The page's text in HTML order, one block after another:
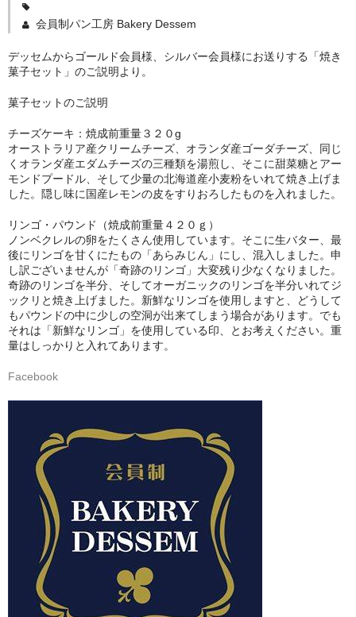
「デッセム」ブログ
お問合せ
会員制パン工房 Bakery Dessem
デッセムからゴールド会員様、シルバー会員様にお送りする「焼き
菓子セット」のご説明より。
菓子セットのご説明
チーズケーキ：焼成前重量３２０g
オーストラリア産クリームチーズ、オランダ産ゴーダチーズ、同じ
くオランダ産エダムチーズの三種類を湯煎し、そこに甜菜糖とアー
モンドプードル、そして少量の北海道産小麦粉をいれて焼き上げま
した。隠し味に国産レモンの皮をすりおろしたものを入れました。
リンゴ・パウンド（焼成前重量４２０ｇ）
ノンベクレルの卵をたくさん使用しています。そこに生バター、最
後にリンゴを甘くにたもの「あらみじん」にし、混入しました。申
し訳ございませんが「奇跡のリンゴ」大変残り少なくなりました。
奇跡のリンゴを半分、そしてオーガニックのリンゴを半分いれてジ
ックリと焼き上げました。新鮮なリンゴを使用しますと、どうして
もパウンドの中に少しの空洞が出来てしまう場合があります。でも
それは「新鮮なリンゴ」を使用している印、とお考えください。重
量はしっかりと入れてあります。
Facebook